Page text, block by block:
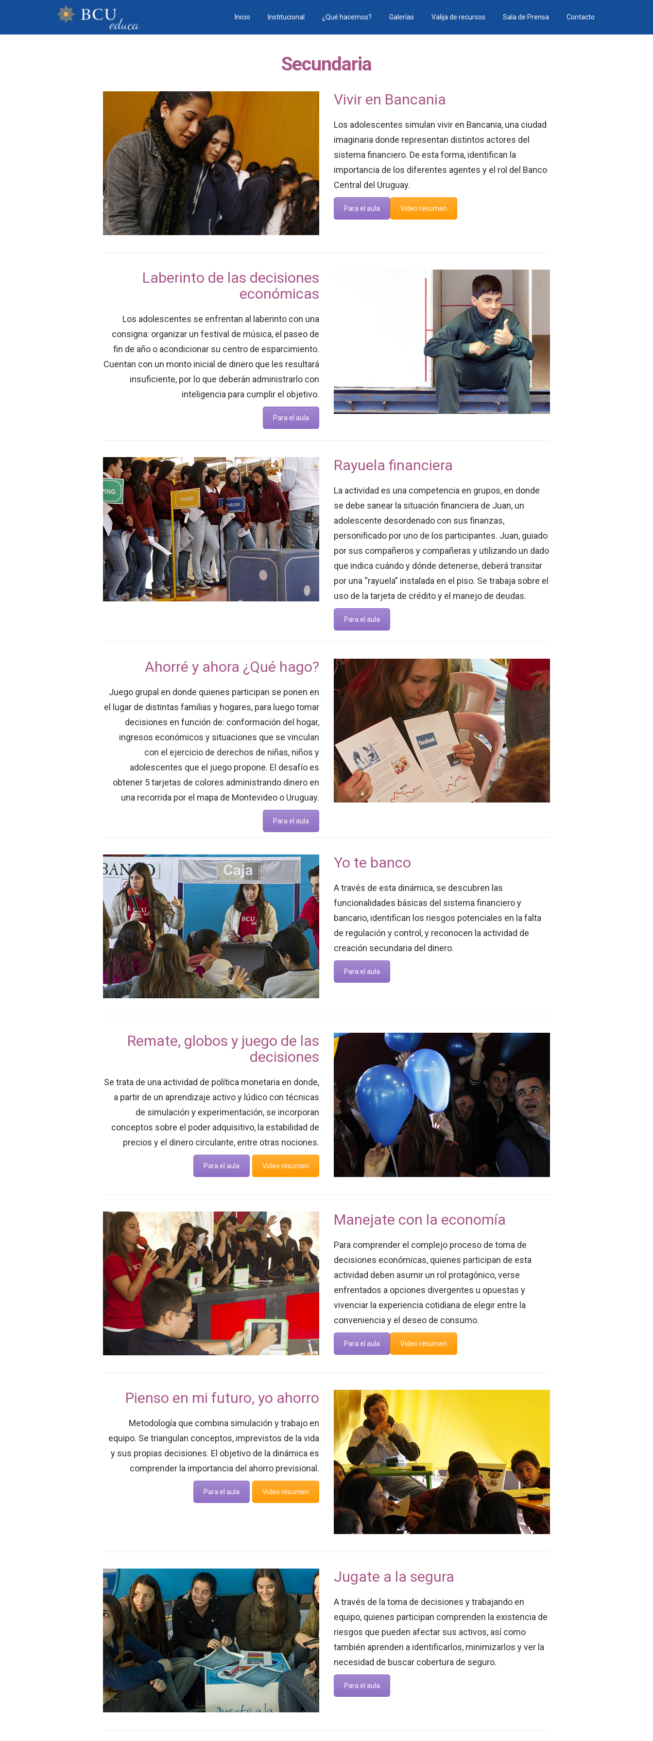
Inicio Institucional ¿Qué hacemos? Galerías Valija de recursos Sala de Prensa Contacto
Secundaria
Vivir en Bancania
Los adolescentes simulan vivir en Bancania, una ciudad
imaginaria donde representan distintos actores del
sistema financiero. De esta forma, identifican la
importancia de los diferentes agentes y el rol del Banco
Central del Uruguay.
Para el aula Video resumen
Laberinto de las decisiones
económicas
Los adolescentes se enfrentan al laberinto con una
consigna: organizar un festival de música, el paseo de
fin de año o acondicionar su centro de esparcimiento.
Cuentan con un monto inicial de dinero que les resultará
insuficiente, por lo que deberán administrarlo con
inteligencia para cumplir el objetivo.
Para el aula
Rayuela financiera
La actividad es una competencia en grupos, en donde
se debe sanear la situación financiera de Juan, un
adolescente desordenado con sus finanzas,
personificado por uno de los participantes. Juan, guiado
por sus compañeros y compañeras y utilizando un dado
que indica cuándo y dónde detenerse, deberá transitar
por una “rayuela” instalada en el piso. Se trabaja sobre el
uso de la tarjeta de crédito y el manejo de deudas.
Para el aula
Ahorré y ahora ¿Qué hago?
Juego grupal en donde quienes participan se ponen en
el lugar de distintas familias y hogares, para luego tomar
decisiones en función de: conformación del hogar,
ingresos económicos y situaciones que se vinculan
con el ejercicio de derechos de niñas, niños y
adolescentes que el juego propone. El desafío es
obtener 5 tarjetas de colores administrando dinero en
una recorrida por el mapa de Montevideo o Uruguay.
Para el aula
Yo te banco
A través de esta dinámica, se descubren las
funcionalidades básicas del sistema financiero y
bancario, identifican los riesgos potenciales en la falta
de regulación y control, y reconocen la actividad de
creación secundaria del dinero.
Para el aula
Remate, globos y juego de las
decisiones
Se trata de una actividad de política monetaria en donde,
a partir de un aprendizaje activo y lúdico con técnicas
de simulación y experimentación, se incorporan
conceptos sobre el poder adquisitivo, la estabilidad de
precios y el dinero circulante, entre otras nociones.
Video resumen
Para el aula
Manejate con la economía
Para comprender el complejo proceso de toma de
decisiones económicas, quienes participan de esta
actividad deben asumir un rol protagónico, verse
enfrentados a opciones divergentes u opuestas y
vivenciar la experiencia cotidiana de elegir entre la
conveniencia y el deseo de consumo.
Para el aula Video resumen
Pienso en mi futuro, yo ahorro
Metodología que combina simulación y trabajo en
equipo. Se triangulan conceptos, imprevistos de la vida
y sus propias decisiones. El objetivo de la dinámica es
comprender la importancia del ahorro previsional.
Video resumen
Para el aula
Jugate a la segura
A través de la toma de decisiones y trabajando en
equipo, quienes participan comprenden la existencia de
riesgos que pueden afectar sus activos, así como
también aprenden a identificarlos, minimizarlos y ver la
necesidad de buscar cobertura de seguro.
Para el aula